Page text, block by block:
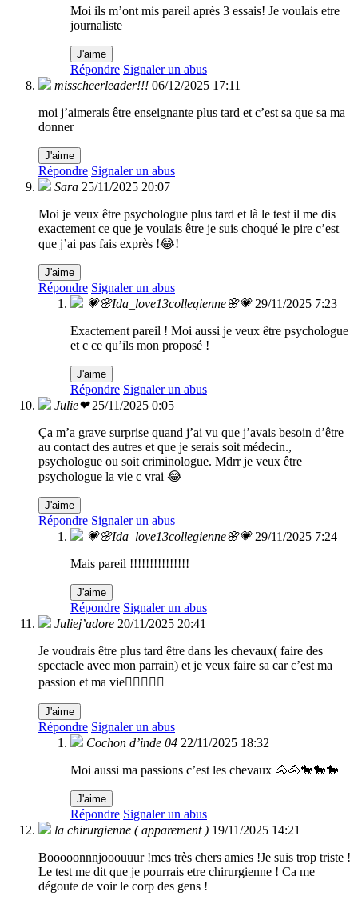
Moi ils m’ont mis pareil après 3 essais! Je voulais etre
journaliste
J'aime
Répondre Signaler un abus
misscheerleader!!! 06/12/2025 17:11
moi j’aimerais être enseignante plus tard et c’est sa que sa ma
donner
J'aime
Répondre Signaler un abus
Sara 25/11/2025 20:07
Moi je veux être psychologue plus tard et là le test il me dis
exactement ce que je voulais être je suis choqué le pire c’est
que j’ai pas fais exprès !😂!
J'aime
Répondre Signaler un abus
💗🌸Ida_love13collegienne🌸💗 29/11/2025 7:23
Exactement pareil ! Moi aussi je veux être psychologue
et c ce qu’ils mon proposé !
J'aime
Répondre Signaler un abus
Julie❤ 25/11/2025 0:05
Ça m’a grave surprise quand j’ai vu que j’avais besoin d’être
au contact des autres et que je serais soit médecin.,
psychologue ou soit criminologue. Mdrr je veux être
psychologue la vie c vrai 😂
J'aime
Répondre Signaler un abus
💗🌸Ida_love13collegienne🌸💗 29/11/2025 7:24
Mais pareil !!!!!!!!!!!!!!!
J'aime
Répondre Signaler un abus
Juliej’adore 20/11/2025 20:41
Je voudrais être plus tard être dans les chevaux( faire des
spectacle avec mon parrain) et je veux faire sa car c’est ma
passion et ma vie❤️‍🔥❤️‍🔥🐎
J'aime
Répondre Signaler un abus
Cochon d’inde 04 22/11/2025 18:32
Moi aussi ma passions c’est les chevaux 🐴🐴🐎🐎🐎
J'aime
Répondre Signaler un abus
la chirurgienne ( apparement ) 19/11/2025 14:21
Booooonnnjooouuur !mes très chers amies !Je suis trop triste !
Le test me dit que je pourrais etre chirurgienne ! Ca me
dégoute de voir le corp des gens !